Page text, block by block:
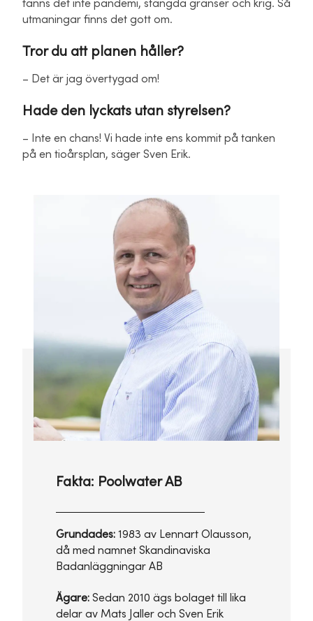
fanns det inte pandemi, stängda gränser och krig. Så
utmaningar finns det gott om.
Tror du att planen håller?
– Det är jag övertygad om!
Hade den lyckats utan styrelsen?
– Inte en chans! Vi hade inte ens kommit på tanken
på en tioårsplan, säger Sven Erik.
Fakta: Poolwater AB
Grundades: 1983 av Lennart Olausson,
då med namnet Skandinaviska
Badanläggningar AB
Ägare: Sedan 2010 ägs bolaget till lika
delar av Mats Jaller och Sven Erik